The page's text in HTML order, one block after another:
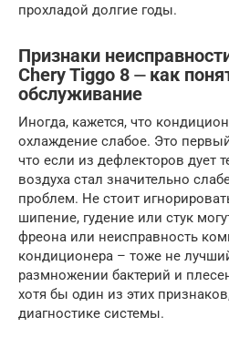
прохладой долгие годы.
Признаки
Chery Tiggo 8 ⏤ как
обслуживание
Иногда, кажется, что
охлаждение слабое. Это
что если из дефлекторов дует
воздуха стал значительно
проблем. Не стоит
шипение, гудение или стук
фреона или неисправность
кондиционера – тоже не
размножении бактерий и
хотя бы один из этих
диагностике системы.